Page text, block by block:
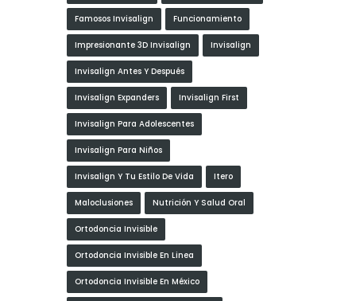
Famosos Invisalign Funcionamiento
Impresionante 3D Invisalign Invisalign
Invisalign Antes Y Después
Invisalign Expanders Invisalign First
Invisalign Para Adolescentes
Invisalign Para Niños
Invisalign Y Tu Estilo De Vida Itero
Maloclusiones Nutrición Y Salud Oral
Ortodoncia Invisible
Ortodoncia Invisible En Linea
Ortodoncia Invisible En México